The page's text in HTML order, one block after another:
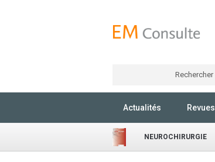
Rechercher
Actualités Revues
NEUROCHIRURGIE